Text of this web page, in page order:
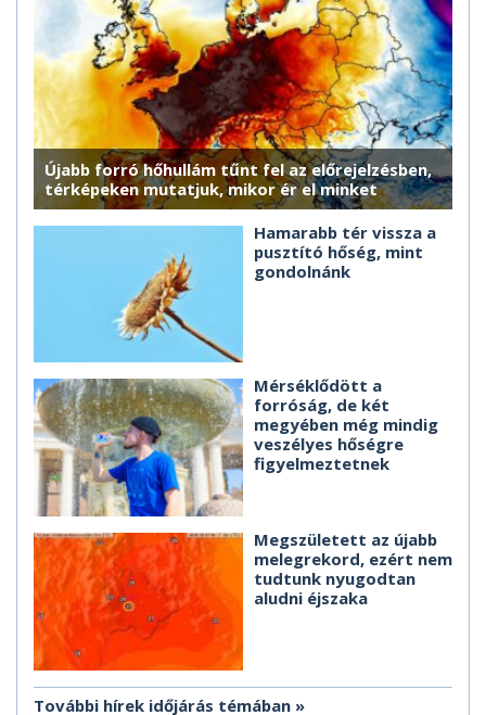
Újabb forró hőhullám tűnt fel az előrejelzésben,
térképeken mutatjuk, mikor ér el minket
Hamarabb tér vissza a
pusztító hőség, mint
gondolnánk
Mérséklődött a
forróság, de két
megyében még mindig
veszélyes hőségre
figyelmeztetnek
Megszületett az újabb
melegrekord, ezért nem
tudtunk nyugodtan
aludni éjszaka
További hírek időjárás témában